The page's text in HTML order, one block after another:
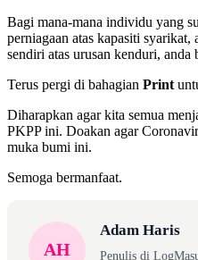
Bagi mana-mana individu yang
perniagaan atas kapasiti syarikat,
sendiri atas urusan kenduri,
Terus pergi di bahagian Print
Diharapkan agar kita semua
PKPP ini. Doakan agar
muka bumi ini.
Semoga bermanfaat.
AH
Adam Haris
Penulis di